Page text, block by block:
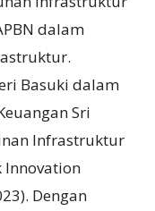
dalam
Basuki dalam
Sri
Infrastruktur
Innovation
Dengan